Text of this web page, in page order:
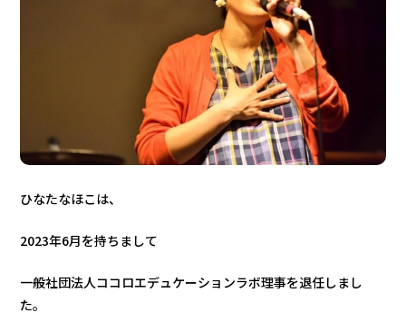
ひなたなほこは、
2023年6月を持ちまして
一般社団法人ココロエデュケーションラボ理事を退任しまし
た。